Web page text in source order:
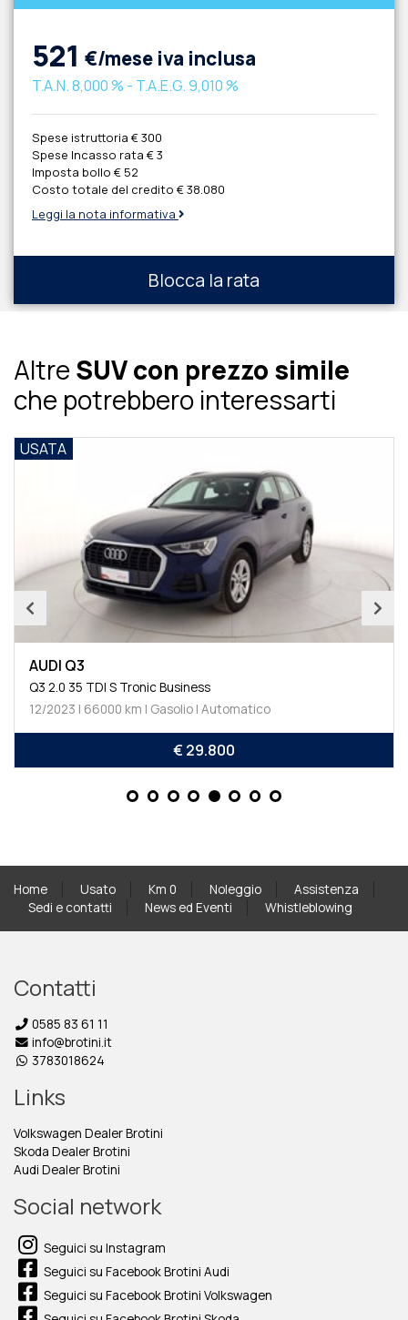
521 €/mese iva inclusa
T.A.N.8,000 % - T.A.E.G.9,010 %
Spese istruttoria € 300
Spese Incasso rata € 3
Imposta bollo € 52
Costo totale del credito € 38.080
Leggi la nota informativa
Blocca la rata
AltreSUV con prezzo simile
che potrebbero interessarti
USATA
AUDI Q3
Q3 2.0 35 TDI S Tronic Business
12/2023 | 66000 km | Gasolio | Automatico
€ 29.800
Home Usato Km 0 Noleggio
Assistenza
Sedi e contatti
News ed Eventi Whistleblowing
Contatti
0585 83 61 11
info@brotini.it
3783018624
Links
Volkswagen Dealer Brotini
Skoda Dealer Brotini
Audi Dealer Brotini
Social network
Seguici su Instagram
Seguici su Facebook Brotini Audi
Seguici su Facebook Brotini Volkswagen